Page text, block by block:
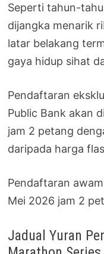
Seperti tahun-
dijangka menarik
latar belakang
gaya hidup sihat
Pendaftaran
Public Bank akan
jam 2 petang
daripada harga
Pendaftaran
Mei 2026 jam 2
Jadual Yuran